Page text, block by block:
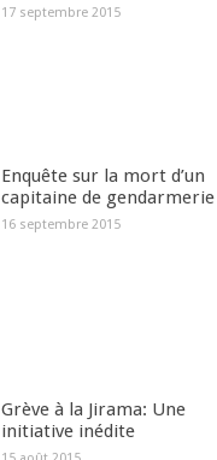
17 septembre 2015
Enquête sur la mort d’un
capitaine de gendarmerie
16 septembre 2015
Grève à la Jirama: Une
initiative inédite